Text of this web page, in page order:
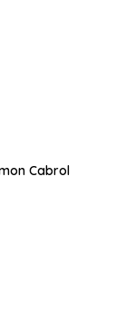
Cabrol